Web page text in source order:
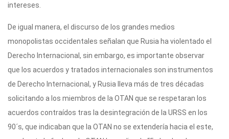
intereses.
De igual manera, el discurso de los grandes medios
monopolistas occidentales señalan que Rusia ha violentado el
Derecho Internacional, sin embargo, es importante observar
que los acuerdos y tratados internacionales son instrumentos
de Derecho Internacional, y Rusia lleva más de tres décadas
solicitando a los miembros de la OTAN que se respetaran los
acuerdos contraídos tras la desintegración de la URSS en los
90´s, que indicaban que la OTAN no se extendería hacia el este,